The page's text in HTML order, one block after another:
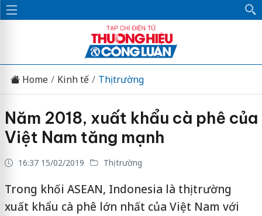
Home Kinh tế Thị trường
Năm 2018, xuất khẩu cà phê của
Việt Nam tăng mạnh
16:37 15/02/2019 Thị trường
Trong khối ASEAN, Indonesia là thị trường
xuất khẩu cà phê lớn nhất của Việt Nam với